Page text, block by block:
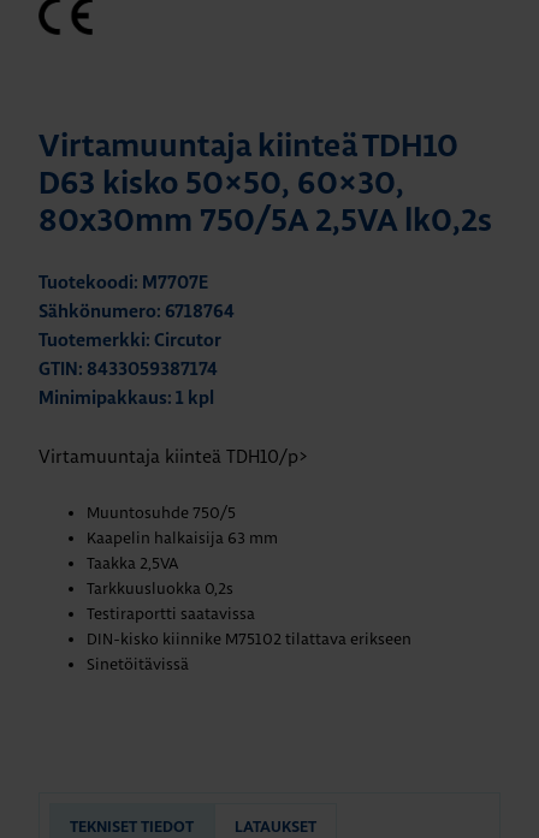
Virtamuuntaja kiinteä TDH10
D63 kisko 50×50, 60×30,
80x30mm 750/5A 2,5VA lk0,2s
Tuotekoodi: M7707E
Sähkönumero: 6718764
Tuotemerkki: Circutor
GTIN: 8433059387174
Minimipakkaus: 1 kpl
Virtamuuntaja kiinteä TDH10/p>
Muuntosuhde 750/5
Kaapelin halkaisija 63 mm
Taakka 2,5VA
Tarkkuusluokka 0,2s
Testiraportti saatavissa
DIN-kisko kiinnike M75102 tilattava erikseen
Sinetöitävissä
TEKNISET TIEDOT LATAUKSET